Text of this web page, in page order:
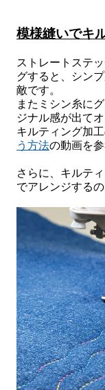
模様縫いでキ
ストレートステ
グすると、シン
敵です。
またミシン糸に
ジナル感が出て
キルティング加
う方法の動画を
さらに、キルテ
でアレンジする